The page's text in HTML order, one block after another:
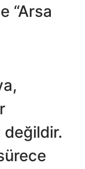
“Arsa
değildir.